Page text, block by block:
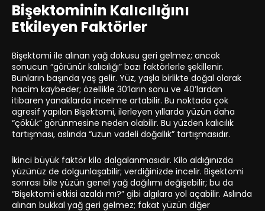
Bişektominin Kalıcılığını
Etkileyen Faktörler
Bişektomi ile alınan yağ dokusu geri gelmez; ancak
sonucun “görünür kalıcılığı” bazı faktörlerle şekillenir.
Bunların başında yaş gelir. Yüz, yaşla birlikte doğal olarak
hacim kaybeder; özellikle 30’ların sonu ve 40’lardan
itibaren yanaklarda incelme artabilir. Bu noktada çok
agresif yapılan Bişektomi, ilerleyen yıllarda yüzün daha
“çökük” görünmesine neden olabilir. Bu yüzden kalıcılık
tartışması, aslında “uzun vadeli doğallık” tartışmasıdır.
İkinci büyük faktör kilo dalgalanmasıdır. Kilo aldığınızda
yüzünüz de dolgunlaşabilir; verdiğinizde incelir. Bişektomi
sonrası bile yüzün genel yağ dağılımı değişebilir; bu da
“Bişektomi etkisi azaldı mı?” gibi algılara yol açabilir. Aslında
alınan bukkal yağ geri gelmez; fakat yüzün diğer